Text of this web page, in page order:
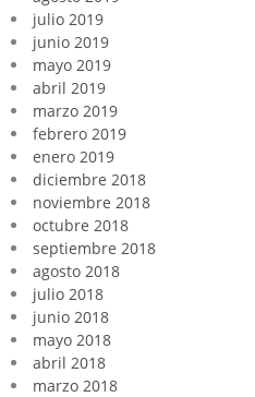
julio 2019
junio 2019
mayo 2019
abril 2019
marzo 2019
febrero 2019
enero 2019
diciembre 2018
noviembre 2018
octubre 2018
septiembre 2018
agosto 2018
julio 2018
junio 2018
mayo 2018
abril 2018
marzo 2018